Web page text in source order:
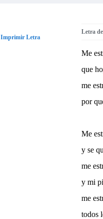
Letra
Me
que
me
por
Me
y se
me
y mi
me
todos
Imprimir Letra